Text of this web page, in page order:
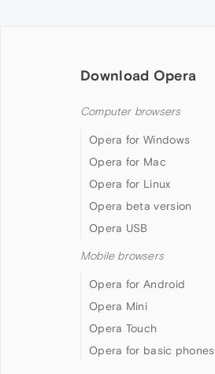
Download Opera
Computer browsers
Opera for Windows
Opera for Mac
Opera for Linux
Opera beta version
Opera USB
Mobile browsers
Opera for Android
Opera Mini
Opera Touch
Opera for basic phones